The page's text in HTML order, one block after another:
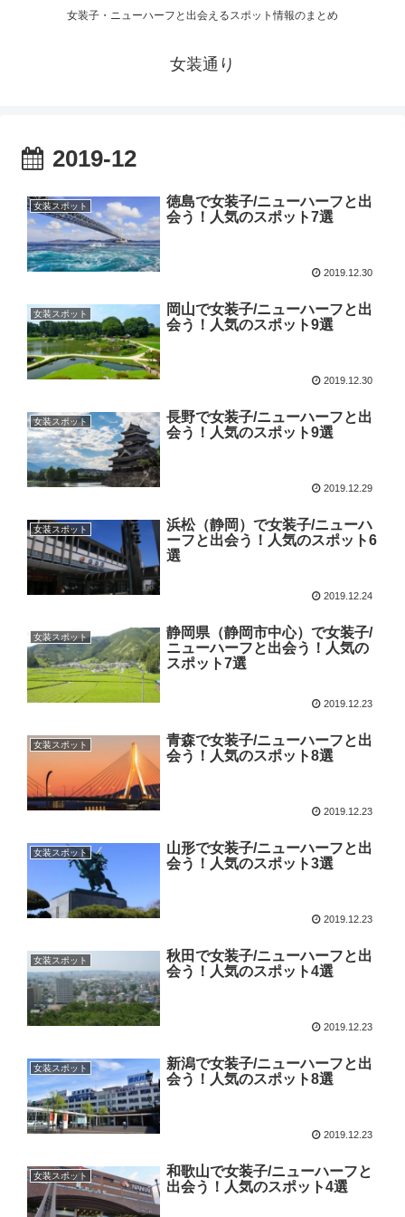
女装子・ニューハーフと出会えるスポット情報のまとめ
女装通り
2019-12
女装スポット
徳島で女装子/ニューハーフと出
会う！人気のスポット7選
2019.12.30
女装スポット
岡山で女装子/ニューハーフと出
会う！人気のスポット9選
2019.12.30
女装スポット
長野で女装子/ニューハーフと出
会う！人気のスポット9選
2019.12.29
女装スポット
浜松（静岡）で女装子/ニューハ
ーフと出会う！人気のスポット6
選
2019.12.24
女装スポット
静岡県（静岡市中心）で女装子/
ニューハーフと出会う！人気の
スポット7選
2019.12.23
女装スポット
青森で女装子/ニューハーフと出
会う！人気のスポット8選
2019.12.23
女装スポット
山形で女装子/ニューハーフと出
会う！人気のスポット3選
2019.12.23
女装スポット
秋田で女装子/ニューハーフと出
会う！人気のスポット4選
2019.12.23
女装スポット
新潟で女装子/ニューハーフと出
会う！人気のスポット8選
2019.12.23
女装スポット
和歌山で女装子/ニューハーフと
出会う！人気のスポット4選